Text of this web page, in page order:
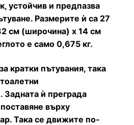
устойчив и предпазва
Размерите ѝ са 27
см (широчина) x 14 см
е само 0,675 кг.
кратки пътувания, така
ѝ преграда
върху
Така се движите по-